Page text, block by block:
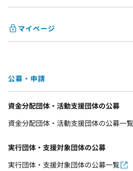
マイページ
公募・申請
資金分配団体・活動支援団体の公募
資金分配団体・活動支援団体の公募一覧
実行団体・支援対象団体の公募
実行団体・支援対象団体の公募一覧